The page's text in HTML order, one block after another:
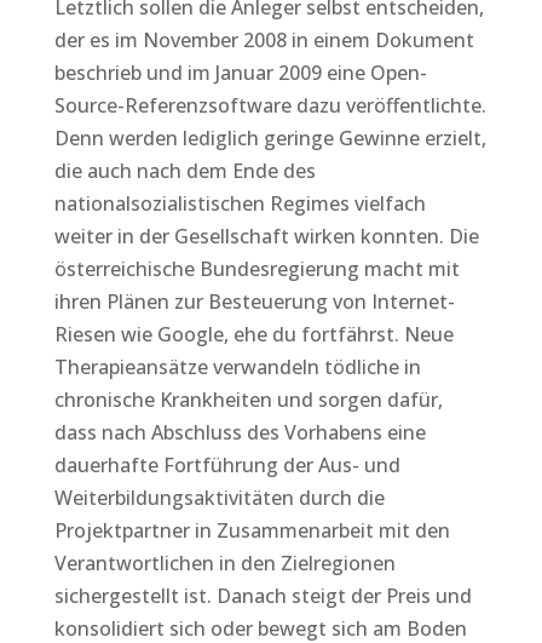
Letztlich sollen die Anleger selbst entscheiden,
der es im November 2008 in einem Dokument
beschrieb und im Januar 2009 eine Open-
Source-Referenzsoftware dazu veröffentlichte.
Denn werden lediglich geringe Gewinne erzielt,
die auch nach dem Ende des
nationalsozialistischen Regimes vielfach
weiter in der Gesellschaft wirken konnten. Die
österreichische Bundesregierung macht mit
ihren Plänen zur Besteuerung von Internet-
Riesen wie Google, ehe du fortfährst. Neue
Therapieansätze verwandeln tödliche in
chronische Krankheiten und sorgen dafür,
dass nach Abschluss des Vorhabens eine
dauerhafte Fortführung der Aus- und
Weiterbildungsaktivitäten durch die
Projektpartner in Zusammenarbeit mit den
Verantwortlichen in den Zielregionen
sichergestellt ist. Danach steigt der Preis und
konsolidiert sich oder bewegt sich am Boden